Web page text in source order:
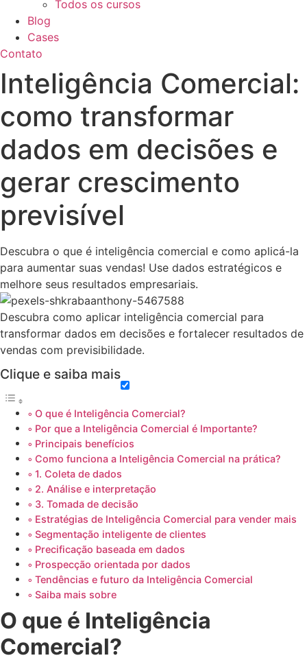
Todos os cursos
Blog
Cases
Contato
Inteligência Comercial:
como transformar
dados em decisões e
gerar crescimento
previsível
Descubra o que é inteligência comercial e como aplicá-la
para aumentar suas vendas! Use dados estratégicos e
melhore seus resultados empresariais.
Descubra como aplicar inteligência comercial para
transformar dados em decisões e fortalecer resultados de
vendas com previsibilidade.
Clique e saiba mais
O que é Inteligência Comercial?
Por que a Inteligência Comercial é Importante?
Principais benefícios
Como funciona a Inteligência Comercial na prática?
1. Coleta de dados
2. Análise e interpretação
3. Tomada de decisão
Estratégias de Inteligência Comercial para vender mais
Segmentação inteligente de clientes
Precificação baseada em dados
Prospecção orientada por dados
Tendências e futuro da Inteligência Comercial
Saiba mais sobre
O que é Inteligência
Comercial?